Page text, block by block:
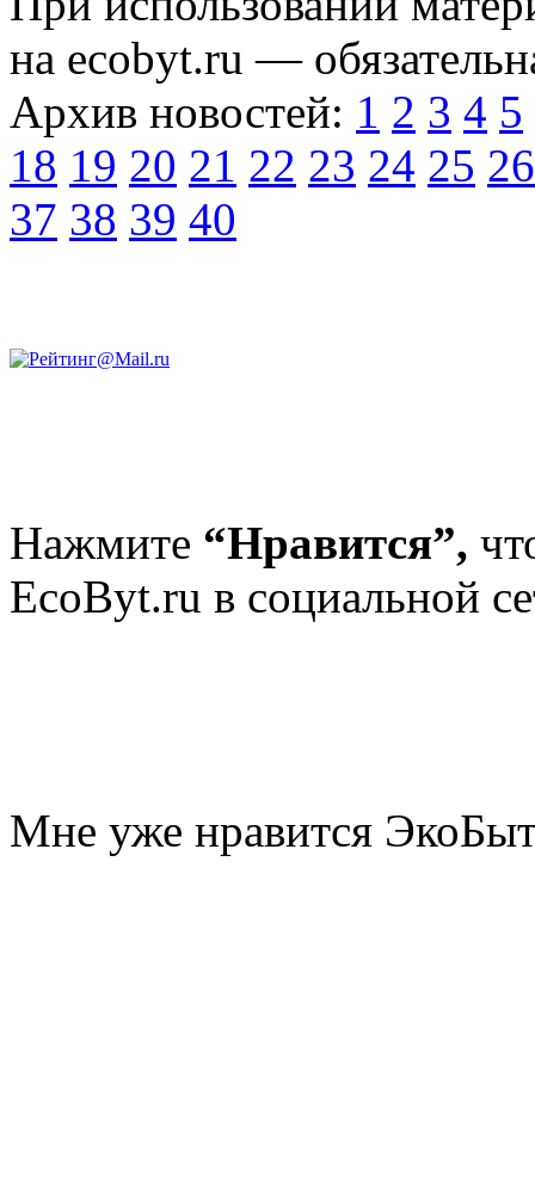
на ecobyt.ru —
Архив новостей: 1 2 3 4 5
18 19 20 21 22 23 24 25 26
37 38 39 40
Нажмите “Нравится”,
EcoByt.ru в социальной
Мне уже нравится